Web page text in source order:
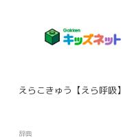
えらこきゅう【えら呼吸】
辞典